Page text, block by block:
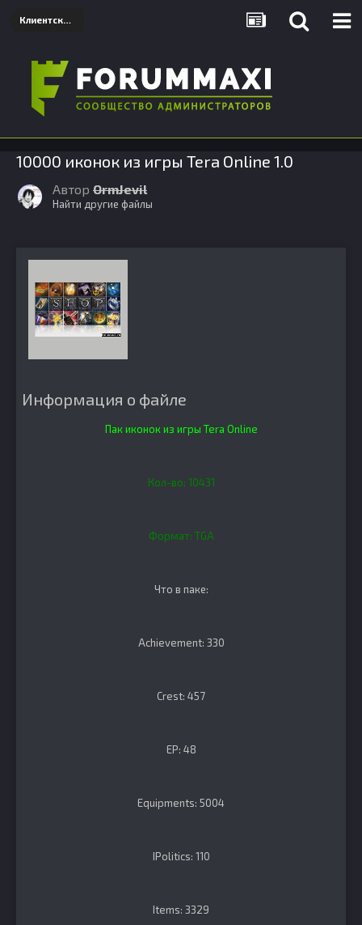
Клиентские дополнения
10000 иконок из игры Tera Online 1.0
Автор OrmJevil
Найти другие файлы
Информация о файле
Пак иконок из игры Tera Online
Кол-во: 10431
Формат: TGA
Что в паке:
Achievement: 330
Crest: 457
EP: 48
Equipments: 5004
IPolitics: 110
Items: 3329